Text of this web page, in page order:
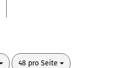
48 pro Seite
pro Seite